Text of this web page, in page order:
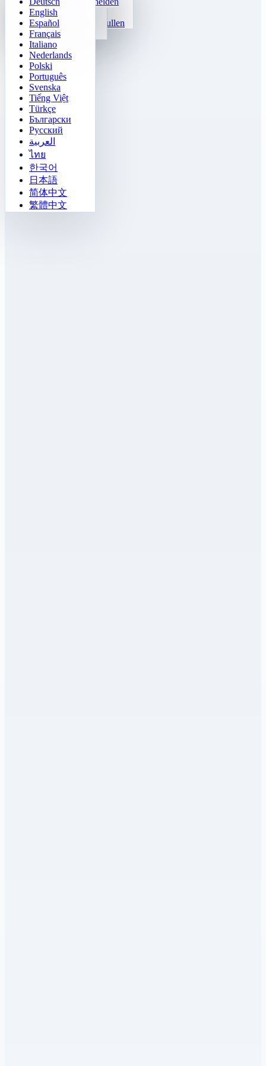
Functies
Getalpatroon invullen
Tetris
Mijnenveger
Gomoku
English
Español
Français
Italiano
Nederlands
Polski
Português
Svenska
Tiếng Việt
Türkçe
Български
Русский
العربية
ไทย
한국어
日本語
简体中文
繁體中文